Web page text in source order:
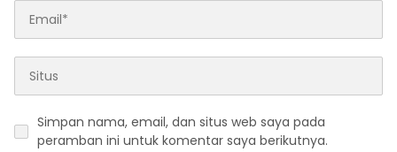
Simpan nama, email, dan situs web saya pada
peramban ini untuk komentar saya berikutnya.